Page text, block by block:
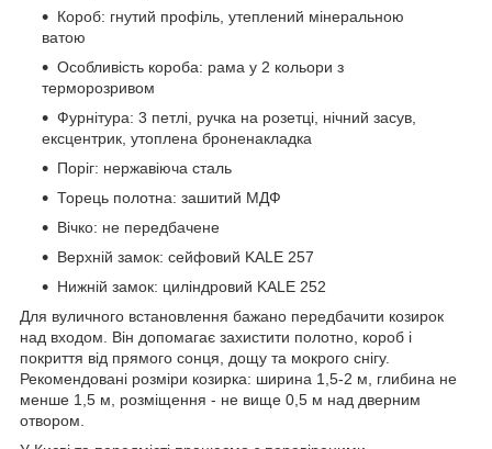
Короб: гнутий профіль, утеплений мінеральною
ватою
Особливість короба: рама у 2 кольори з
терморозривом
Фурнітура: 3 петлі, ручка на розетці, нічний засув,
ексцентрик, утоплена броненакладка
Поріг: нержавіюча сталь
Торець полотна: зашитий МДФ
Вічко: не передбачене
Верхній замок: сейфовий KALE 257
Нижній замок: циліндровий KALE 252
Для вуличного встановлення бажано передбачити козирок
над входом. Він допомагає захистити полотно, короб і
покриття від прямого сонця, дощу та мокрого снігу.
Рекомендовані розміри козирка: ширина 1,5-2 м, глибина не
менше 1,5 м, розміщення - не вище 0,5 м над дверним
отвором.